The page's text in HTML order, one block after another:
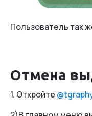
Пользователь так
Отмена
1. Откройте